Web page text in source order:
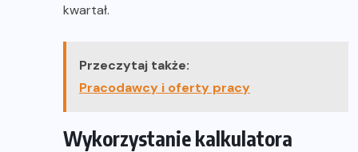
kwartał.
Przeczytaj także:
Pracodawcy i oferty pracy
Wykorzystanie kalkulatora